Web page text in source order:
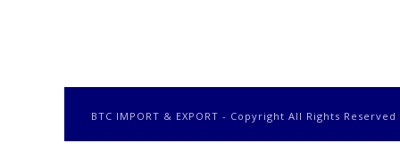
BTC IMPORT & EXPORT - Copyright All Rights Reserved